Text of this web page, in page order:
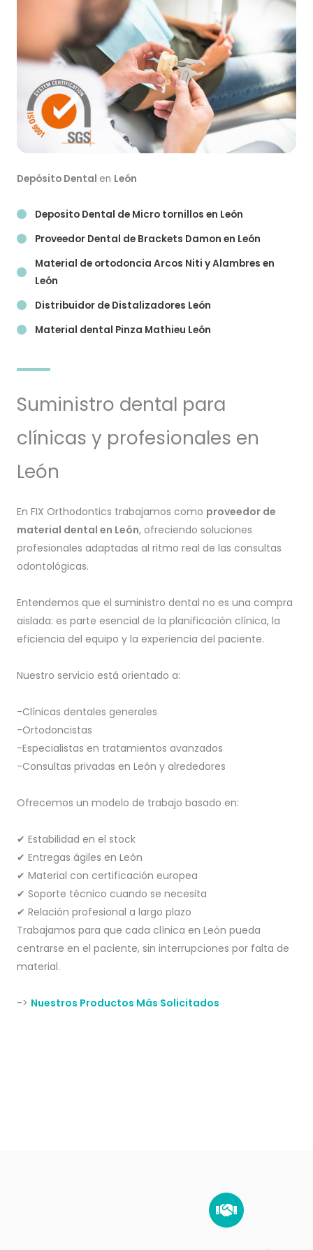
Depósito Dental en León
Deposito Dental de Micro tornillos en León
Proveedor Dental de Brackets Damon en León
Material de ortodoncia Arcos Niti y Alambres en
León
Distribuidor de Distalizadores León
Material dental Pinza Mathieu León
Suministro dental para
clínicas y profesionales en
León
En FIX Orthodontics trabajamos como proveedor de
material dental en León, ofreciendo soluciones
profesionales adaptadas al ritmo real de las consultas
odontológicas.
Entendemos que el suministro dental no es una compra
aislada: es parte esencial de la planificación clínica, la
eficiencia del equipo y la experiencia del paciente.
Nuestro servicio está orientado a:
-Clínicas dentales generales
-Ortodoncistas
-Especialistas en tratamientos avanzados
-Consultas privadas en León y alrededores
Ofrecemos un modelo de trabajo basado en:
✔ Estabilidad en el stock
✔ Entregas ágiles en León
✔ Material con certificación europea
✔ Soporte técnico cuando se necesita
✔ Relación profesional a largo plazo
Trabajamos para que cada clínica en León pueda
centrarse en el paciente, sin interrupciones por falta de
material.
-> Nuestros Productos Más Solicitados